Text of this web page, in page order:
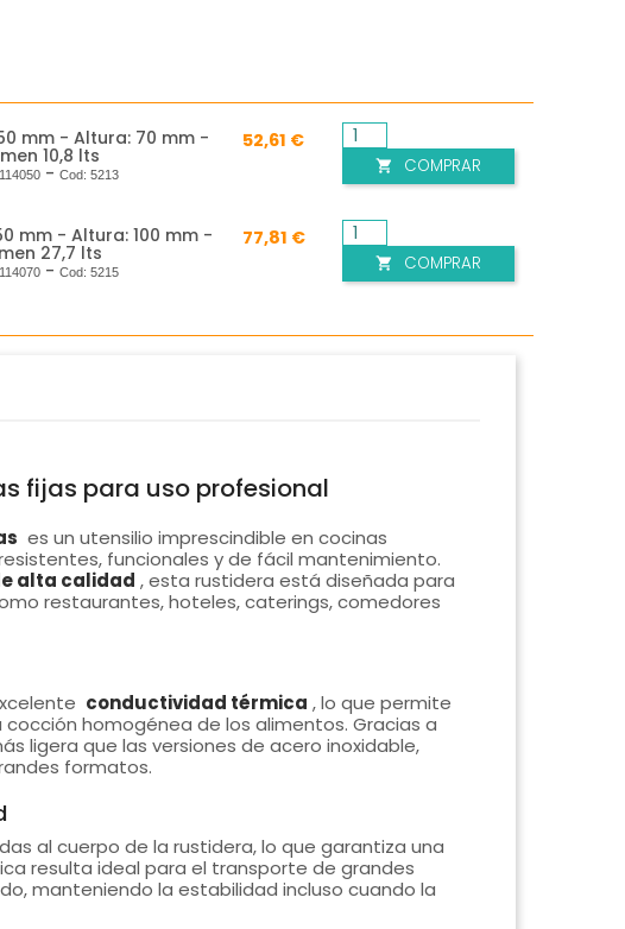
mm - Altura: 70 mm -
10,8 lts
-Cod:5213
52,61 €
 COMPRAR
mm - Altura: 100 mm -
27,7 lts
-Cod:5215
77,81 €
 COMPRAR
fijas para uso profesional
es un utensilio imprescindible en cocinas
funcionales y de fácil mantenimiento.
alta calidad , esta rustidera está diseñada para
restaurantes, hoteles, caterings, comedores
conductividad térmica , lo que permite
homogénea de los alimentos. Gracias a
ligera que las versiones de acero inoxidable,
formatos.
al cuerpo de la rustidera, lo que garantiza una
resulta ideal para el transporte de grandes
manteniendo la estabilidad incluso cuando la